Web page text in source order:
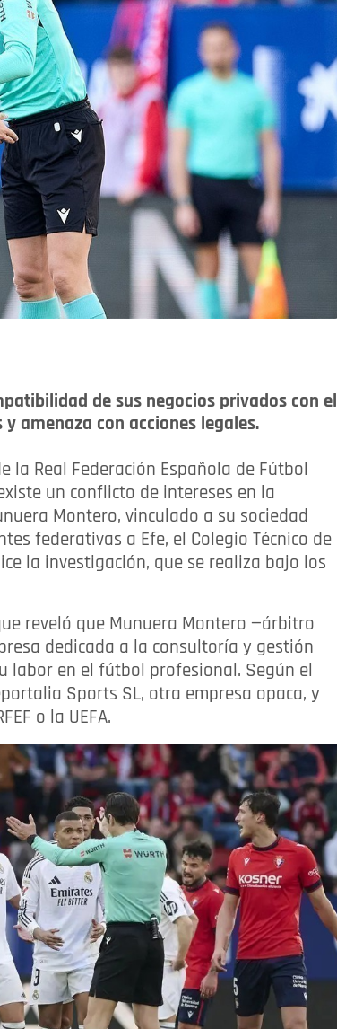
de sus negocios privados con el
amenaza con acciones legales.
la Real Federación Española de Fútbol
un conflicto de intereses en la
Montero, vinculado a su sociedad
federativas a Efe, el Colegio Técnico de
la investigación, que se realiza bajo los
reveló que Munuera Montero —árbitro
dedicada a la consultoría y gestión
labor en el fútbol profesional. Según el
Sports SL, otra empresa opaca, y
o la UEFA.